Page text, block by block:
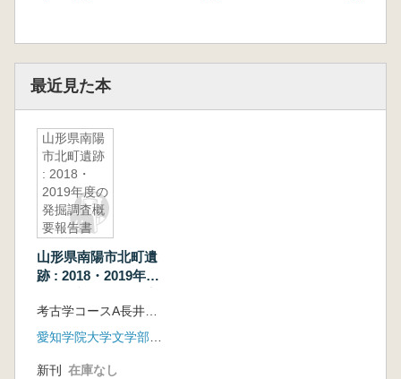
最近見た本
山形県南陽
市北町遺跡
: 2018・
2019年度の
発掘調査概
要報告書
山形県南陽市北町遺
跡 : 2018・2019年度
書
新刊 在庫なし